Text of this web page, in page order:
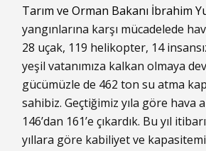
Tarım ve Orman Bakanı İbrahim
yangınlarına karşı mücadelede
28 uçak, 119 helikopter, 14
yeşil vatanımıza kalkan olmaya
gücümüzle de 462 ton su atma
sahibiz. Geçtiğimiz yıla göre hava
146’dan 161’e çıkardık. Bu yıl
yıllara göre kabiliyet ve